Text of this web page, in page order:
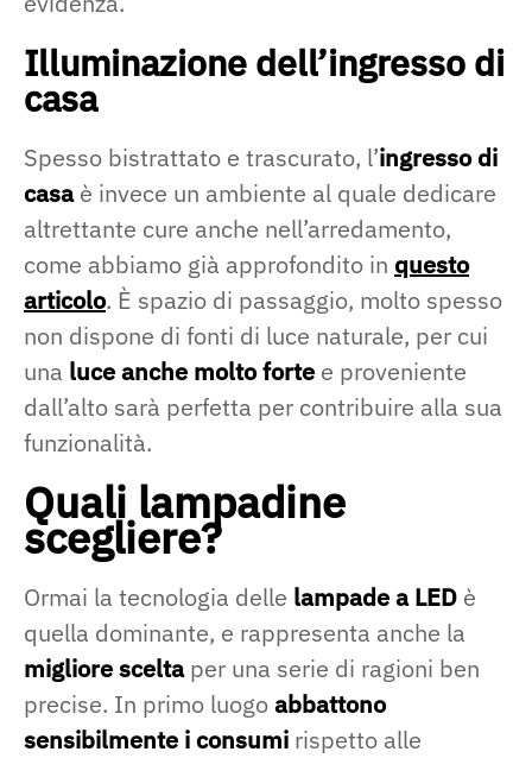
Illuminazione dell’ingresso di
casa
Spesso bistrattato e trascurato, l’ingresso di
casaè invece un ambiente al quale dedicare
altrettante cure anche nell’arredamento,
come abbiamo già approfondito in questo
articolo. È spazio di passaggio, molto spesso
non dispone di fonti di luce naturale, per cui
una luce anche molto forte e proveniente
dall’alto sarà perfetta per contribuire alla sua
funzionalità.
Quali lampadine
scegliere?
Ormai la tecnologia delle lampade a LED è
quella dominante, e rappresenta anche la
migliore sceltaper una serie di ragioni ben
precise. In primo luogoabbattono
sensibilmente i consumi rispetto alle